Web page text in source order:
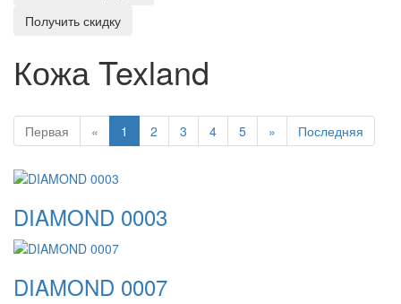
Получить скидку
Кожа Texland
Первая « 1 2 3 4 5 » Последняя
DIAMOND 0003
DIAMOND 0007